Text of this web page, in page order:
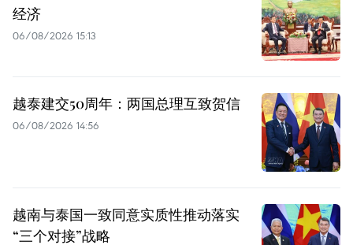
经济
06/08/2026 15:13
越泰建交50周年：两国总理互致贺信
06/08/2026 14:56
越南与泰国一致同意实质性推动落实
“三个对接”战略